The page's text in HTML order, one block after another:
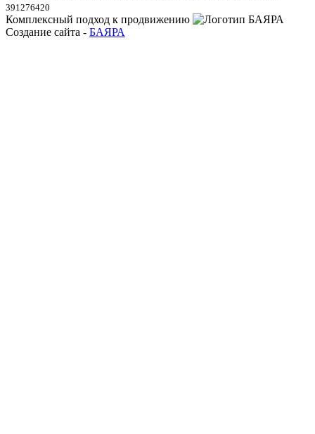
391276420
Комплексный подход к продвижению
Создание сайта - БАЯРА